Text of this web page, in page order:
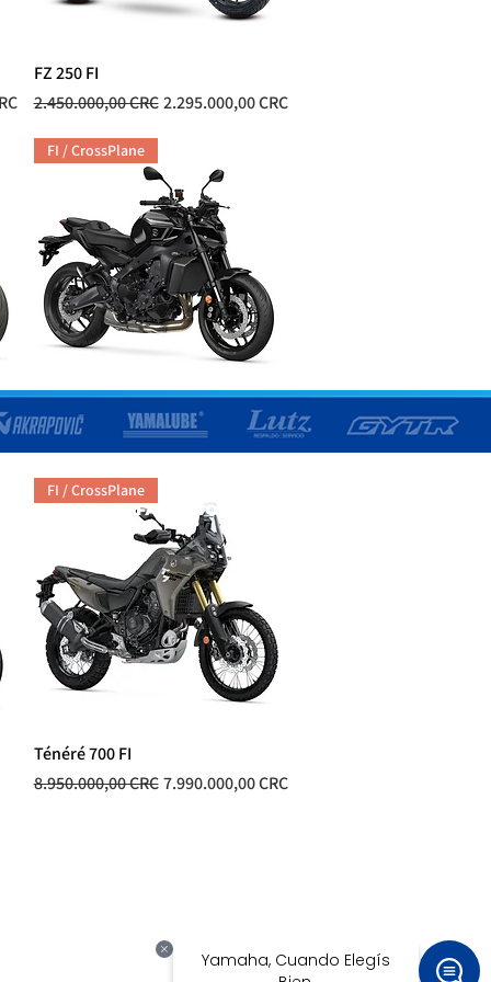
FZ 250 FI
Precio
2.450.000,00 CRC Precio de oferta
2.295.000,00 CRC
Vista rápida
FI / CrossPlane
MT-09 FI
Precio
8.170.000,00 CRC
Vista rápida
FI / CrossPlane
Ténéré 700 FI
Precio
8.950.000,00 CRC Precio de oferta
7.990.000,00 CRC